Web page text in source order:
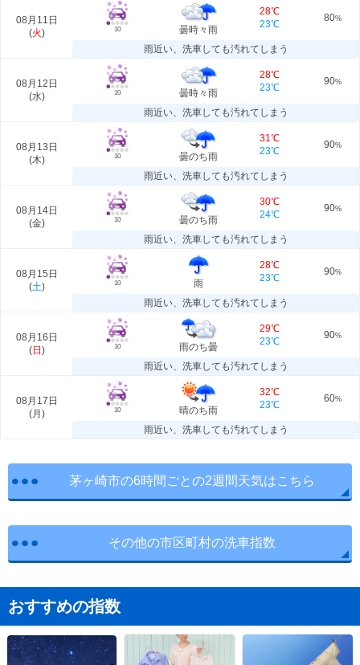
08月11日
(火) 10 曇時々雨
28℃
23℃
80%
雨近い、洗車しても汚れてしまう
08月12日
(水) 10 曇時々雨
28℃
23℃
90%
雨近い、洗車しても汚れてしまう
08月13日
(木) 10 曇のち雨
31℃
23℃
90%
雨近い、洗車しても汚れてしまう
08月14日
(金) 10 曇のち雨
30℃
24℃
90%
雨近い、洗車しても汚れてしまう
08月15日
(土) 10 雨
28℃
23℃
90%
雨近い、洗車しても汚れてしまう
08月16日
(日 ) 10 雨のち曇
29℃
23℃
90%
雨近い、洗車しても汚れてしまう
08月17日
(月 ) 10 晴のち雨
32℃
23℃
60%
雨近い、洗車しても汚れてしまう
茅ヶ崎市の6時間ごとの2週間天気はこちら
その他の市区町村の洗車指数
おすすめの指数